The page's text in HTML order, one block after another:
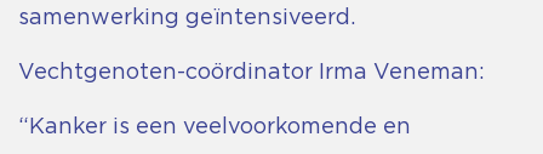
samenwerking geïntensiveerd.
Vechtgenoten-coördinator Irma Veneman:
“Kanker is een veelvoorkomende en